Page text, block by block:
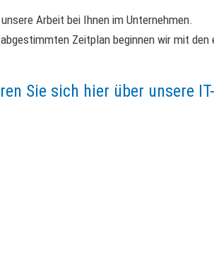
Arbeit bei Ihnen im Unternehmen.
Zeitplan beginnen wir mit
Sie sich hier über unsere